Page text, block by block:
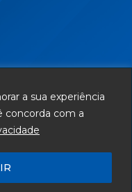
a sua experiência
concorda com a